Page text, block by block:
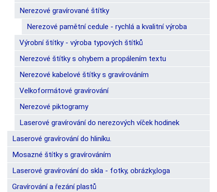
Nerezové gravírované štítky
Nerezové pamětní cedule - rychlá a kvalitní výroba
Výrobní štítky - výroba typových štítků
Nerezové štítky s ohybem a propálením textu
Nerezové kabelové štítky s gravírováním
Velkoformátové gravírování
Nerezové piktogramy
Laserové gravírování do nerezových víček hodinek
Laserové gravírování do hliníku.
Mosazné štítky s gravírováním
Laserové gravírování do skla - fotky, obrázky,loga
Gravírování a řezání plastů